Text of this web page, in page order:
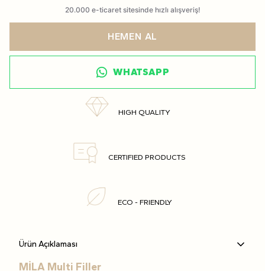
HEMEN AL
WHATSAPP
HIGH QUALITY
CERTIFIED PRODUCTS
ECO - FRIENDLY
Ürün Açıklaması
MİLA Multi Filler